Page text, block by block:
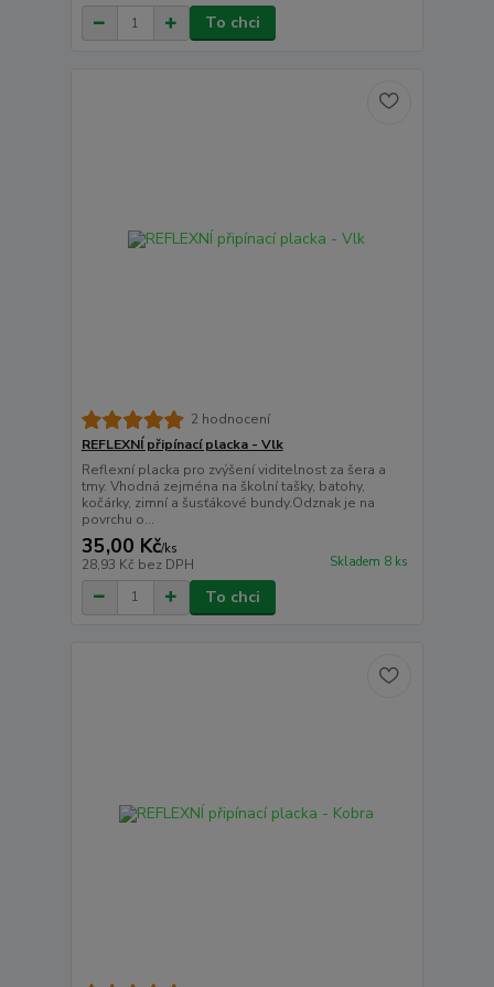
To chci
2 hodnocení
REFLEXNÍ připínací placka - Vlk
Reflexní placka pro zvýšení viditelnost za šera a
tmy. Vhodná zejména na školní tašky, batohy,
kočárky, zimní a šusťákové bundy.Odznak je na
povrchu o...
35,00 Kč/ks
28,93 Kč bez DPH Skladem 8 ks
To chci